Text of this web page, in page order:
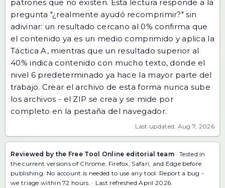
patrones que no existen. Esta lectura responde a la
pregunta "¿realmente ayudó recomprimir?" sin
adivinar: un resultado cercano al 0% confirma que
el contenido ya es un medio comprimido y aplica la
Táctica A, mientras que un resultado superior al
40% indica contenido con mucho texto, donde el
nivel 6 predeterminado ya hace la mayor parte del
trabajo. Crear el archivo de esta forma nunca sube
los archivos - el ZIP se crea y se mide por
completo en la pestaña del navegador.
Last updated: Aug 7, 2026
Reviewed by the Free Tool Online editorial team · Tested in
the current versions of Chrome, Firefox, Safari, and Edge before
publishing. No account is needed to use any tool. Report a bug -
we triage within 72 hours. · Last refreshed April 2026.